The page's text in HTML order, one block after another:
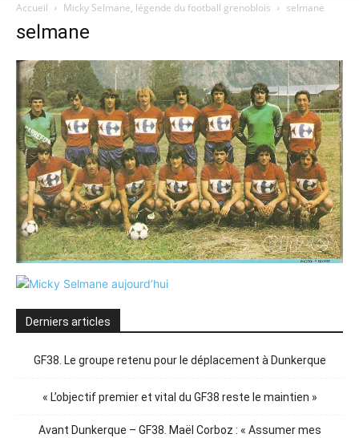
Accueil Micky Selmane, légende du football grenoblois selmane
selmane
Derniers articles
GF38. Le groupe retenu pour le déplacement à Dunkerque
« L’objectif premier et vital du GF38 reste le maintien »
Avant Dunkerque – GF38. Maël Corboz : « Assumer mes